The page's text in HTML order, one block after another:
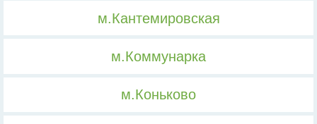
м.Кантемировская
м.Коммунарка
м.Коньково